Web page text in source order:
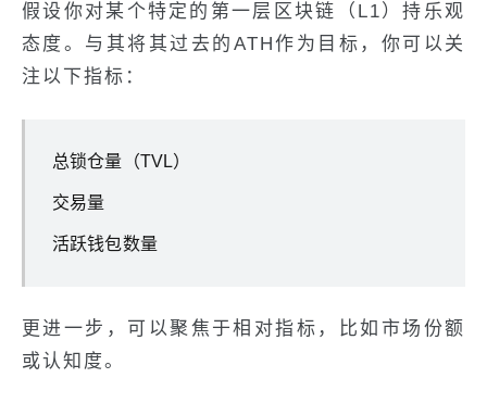
假设你对某个特定的第一层区块链（L1）持乐观
态度。与其将其过去的ATH作为目标，你可以关
注以下指标：
总锁仓量（TVL）
交易量
活跃钱包数量
更进一步，可以聚焦于相对指标，比如市场份额
或认知度。